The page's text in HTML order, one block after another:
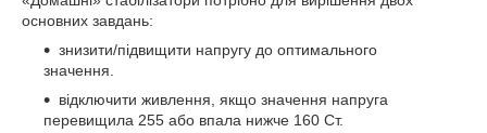
основних завдань:
знизити/підвищити напругу до оптимального
значення.
відключити живлення, якщо значення напруга
перевищила 255 або впала нижче 160 Ст.